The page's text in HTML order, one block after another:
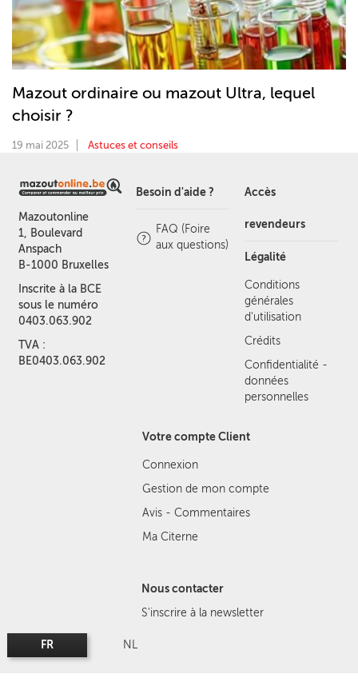
Mazout ordinaire ou mazout Ultra, lequel
choisir ?
19 mai 2025 Astuces et conseils
Mazoutonline
1, Boulevard
Anspach
B-1000 Bruxelles
Inscrite à la BCE
sous le numéro
0403.063.902
TVA :
BE0403.063.902
Besoin d'aide ?
FAQ (Foire
aux questions)
Accès
revendeurs
Légalité
Conditions
générales
d'utilisation
Crédits
Confidentialité -
données
personnelles
Votre compte Client
Connexion
Gestion de mon compte
Avis - Commentaires
Ma Citerne
Nous contacter
S'inscrire à la newsletter
FR NL